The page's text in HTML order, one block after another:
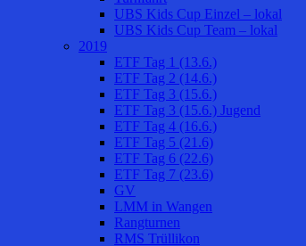
UBS Kids Cup Einzel – lokal
UBS Kids Cup Team – lokal
2019
ETF Tag 1 (13.6.)
ETF Tag 2 (14.6.)
ETF Tag 3 (15.6.)
ETF Tag 3 (15.6.) Jugend
ETF Tag 4 (16.6.)
ETF Tag 5 (21.6)
ETF Tag 6 (22.6)
ETF Tag 7 (23.6)
GV
LMM in Wangen
Rangturnen
RMS Trüllikon